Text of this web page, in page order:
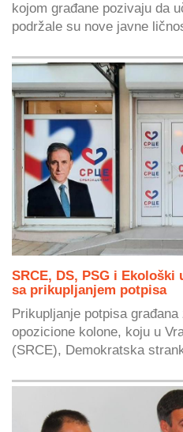
kojom građane pozivaju da
podržale su nove javne
SRCE, DS, PSG i
sa prikupljanjem potpisa
Prikupljanje potpisa
opozicione kolone, koju u
(SRCE), Demokratska